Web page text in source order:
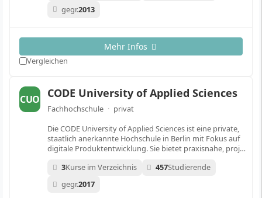
gegr.2013
Mehr Infos
Vergleichen
CUO CODE University of Applied Sciences
Fachhochschule · privat
Die CODE University of Applied Sciences ist eine private,
staatlich anerkannte Hochschule in Berlin mit Fokus auf
digitale Produktentwicklung. Sie bietet praxisnahe, proj…
3Kurse im Verzeichnis 457Studierende
gegr.2017